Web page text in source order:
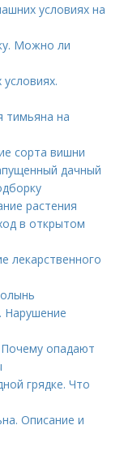
условиях на
Можно ли
тимьяна на
сорта вишни
дачный
растения
в открытом
лекарственного
Нарушение
опадают
грядке. Что
Описание и